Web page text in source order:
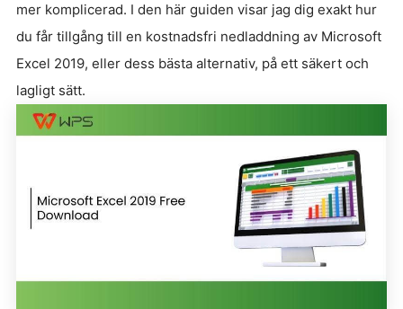
mer komplicerad. I den här guiden visar jag dig exakt hur
du får tillgång till en kostnadsfri nedladdning av Microsoft
Excel 2019, eller dess bästa alternativ, på ett säkert och
lagligt sätt.